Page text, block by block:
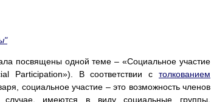
посвящены одной теме – «Социальное участие
Participation»). В соответствии с толкованием
социальное участие – это возможность членов
имеются в виду социальные группы,